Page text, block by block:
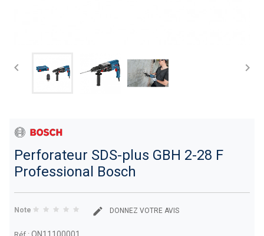
 
Perforateur SDS-plus GBH 2-28 F
Professional Bosch
Note DONNEZ VOTRE AVIS